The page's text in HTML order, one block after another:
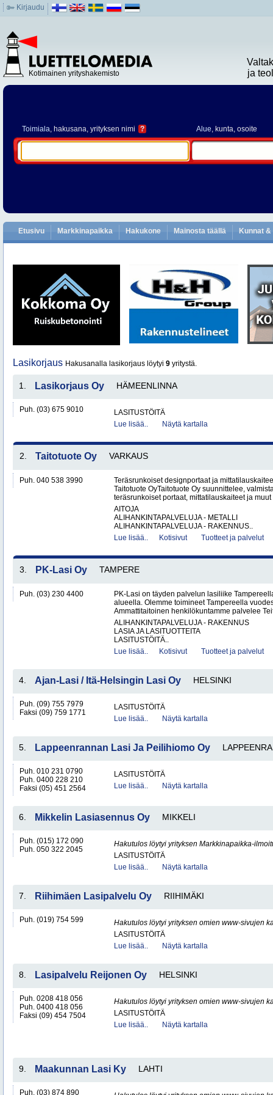
Kirjaudu
Kotimainen yrityshakemisto
ja
Toimiala, hakusana, yrityksen nimi ? Alue, kunta, osoite
Etusivu Markkinapaikka Hakukone Mainosta täällä Kunnat
Lasikorjaus Hakusanalla lasikorjaus löytyi 9 yritystä.
1. Lasikorjaus Oy HÄMEENLINNA
Puh. (03) 675 9010
LASITUSTÖITÄ
Lue lisää..
Näytä kartalla
2. Taitotuote Oy VARKAUS
Puh. 040 538 3990
Teräsrunkoiset designportaat ja
Taitotuote OyTaitotuote Oy suunnittelee,
teräsrunkoiset portaat, mittatilauskaiteet ja muut
AITOJA
ALIHANKINTAPALVELUJA - METALLI
ALIHANKINTAPALVELUJA - RAKENNUS..
Lue lisää..
Kotisivut Tuotteet ja palvelut
3. PK-Lasi Oy TAMPERE
Puh. (03) 230 4400
PK-Lasi on täyden palvelun lasiliike
alueella. Olemme toimineet Tampereella
Ammattitaitoinen henkilökuntamme palvelee
ALIHANKINTAPALVELUJA - RAKENNUS
LASIA JA LASITUOTTEITA
LASITUSTÖITÄ..
Lue lisää..
Kotisivut Tuotteet ja palvelut
4. Ajan-Lasi / Itä-Helsingin Lasi Oy HELSINKI
Puh. (09) 755 7979
Faksi (09) 759 1771
LASITUSTÖITÄ
Lue lisää..
Näytä kartalla
5. Lappeenrannan Lasi Ja Peilihiomo Oy
Puh. 010 231 0790
Puh. 0400 228 210
Faksi (05) 451 2564
LASITUSTÖITÄ
Lue lisää..
Näytä kartalla
6. Mikkelin Lasiasennus Oy MIKKELI
Puh. (015) 172 090
Puh. 050 322 2045
Hakutulos löytyi yrityksen Markkinapaikka-
LASITUSTÖITÄ
Lue lisää..
Näytä kartalla
7. Riihimäen Lasipalvelu Oy RIIHIMÄKI
Puh. (019) 754 599
Hakutulos löytyi yrityksen omien www-sivujen
LASITUSTÖITÄ
Lue lisää..
Näytä kartalla
8. Lasipalvelu Reijonen Oy HELSINKI
Puh. 0208 418 056
Puh. 0400 418 056
Faksi (09) 454 7504
Hakutulos löytyi yrityksen omien www-sivujen
LASITUSTÖITÄ
Lue lisää..
Näytä kartalla
9. Maakunnan Lasi Ky LAHTI
Puh. (03) 874 890